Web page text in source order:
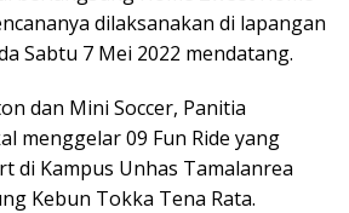
dilaksanakan di lapangan
Sabtu 7 Mei 2022 mendatang.
dan Mini Soccer, Panitia
menggelar 09 Fun Ride yang
di Kampus Unhas Tamalanrea
Kebun Tokka Tena Rata.